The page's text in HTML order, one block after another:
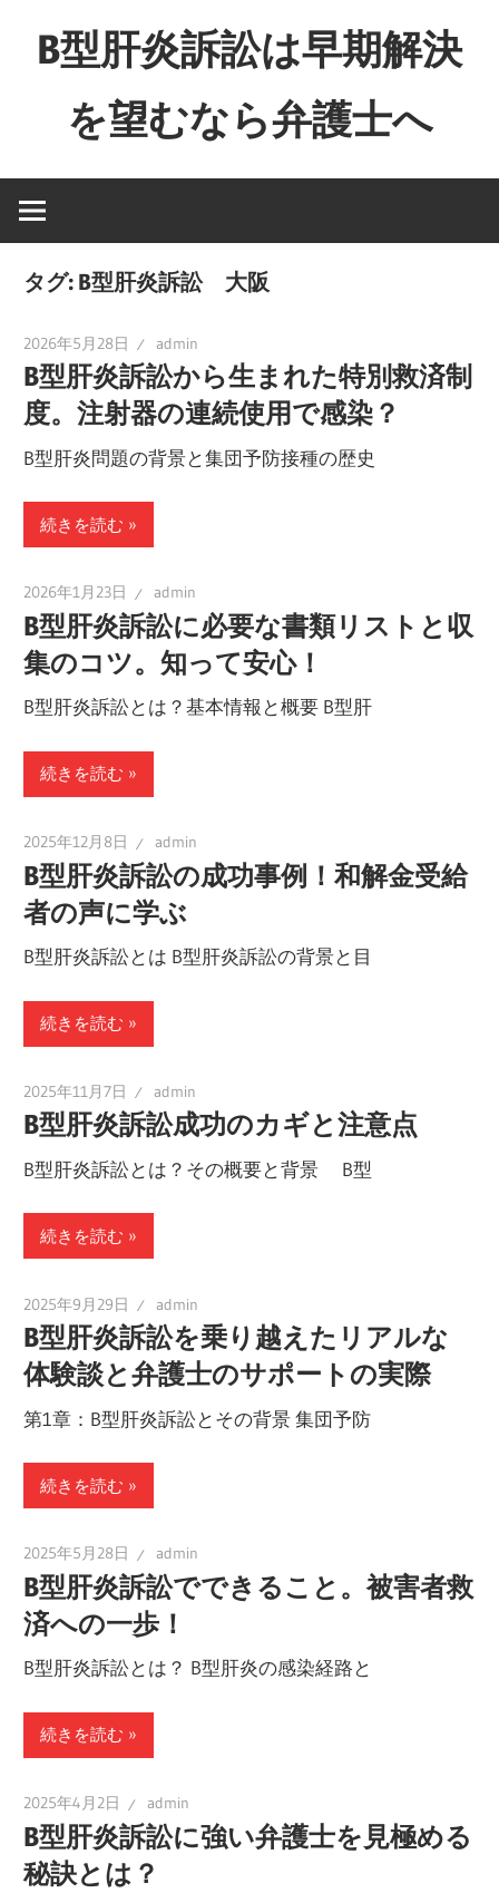
へ
キ
B型肝炎訴訟は早期解決
を望むなら弁護士へ
another
タグ: B型肝炎訴訟 大阪
2026年5月28日 admin
B型肝炎訴訟から生まれた特別救済制
度。注射器の連続使用で感染？
B型肝炎問題の背景と集団予防接種の歴史
続きを読む
2026年1月23日 admin
B型肝炎訴訟に必要な書類リストと収
集のコツ。知って安心！
B型肝炎訴訟とは？基本情報と概要 B型肝
続きを読む
2025年12月8日 admin
B型肝炎訴訟の成功事例！和解金受給
者の声に学ぶ
B型肝炎訴訟とは B型肝炎訴訟の背景と目
続きを読む
2025年11月7日 admin
B型肝炎訴訟成功のカギと注意点
B型肝炎訴訟とは？その概要と背景 B型
続きを読む
2025年9月29日 admin
B型肝炎訴訟を乗り越えたリアルな
体験談と弁護士のサポートの実際
第1章：B型肝炎訴訟とその背景 集団予防
続きを読む
2025年5月28日 admin
B型肝炎訴訟でできること。被害者救
済への一歩！
B型肝炎訴訟とは？ B型肝炎の感染経路と
続きを読む
2025年4月2日 admin
B型肝炎訴訟に強い弁護士を見極める
秘訣とは？